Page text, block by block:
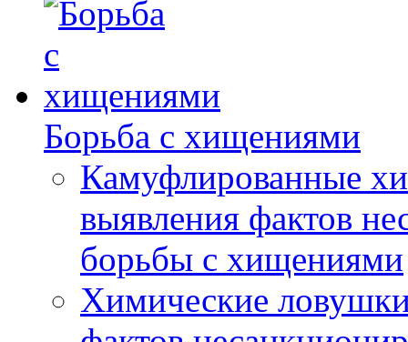
Борьба с хищениями
Камуфлированные
выявления фактов
борьбы с хищениями
Химические